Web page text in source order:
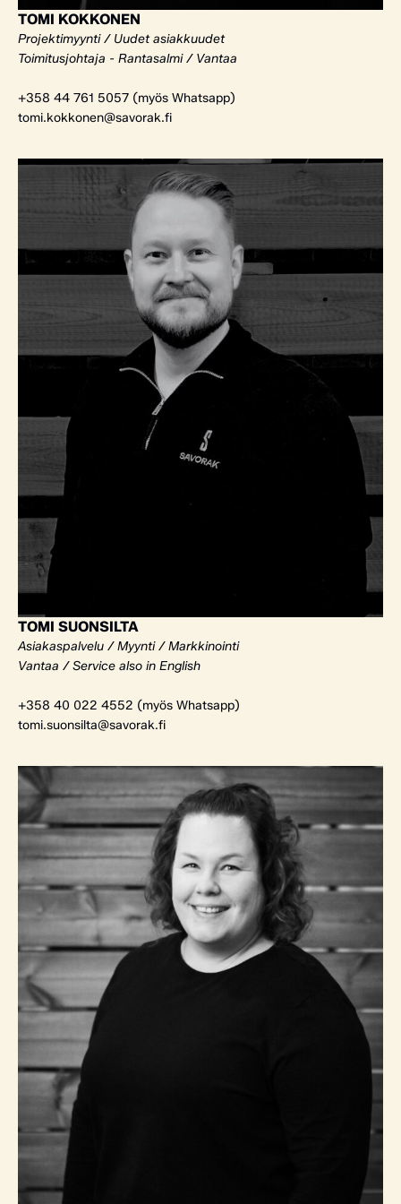
TOMI KOKKONEN
Projektimyynti / Uudet asiakkuudet
Toimitusjohtaja - Rantasalmi / Vantaa
+358 44 761 5057 (myös Whatsapp)
tomi.kokkonen@savorak.fi
TOMI SUONSILTA
Asiakaspalvelu / Myynti / Markkinointi
Vantaa / Service also in English
+358 40 022 4552 (myös Whatsapp)
tomi.suonsilta@savorak.fi